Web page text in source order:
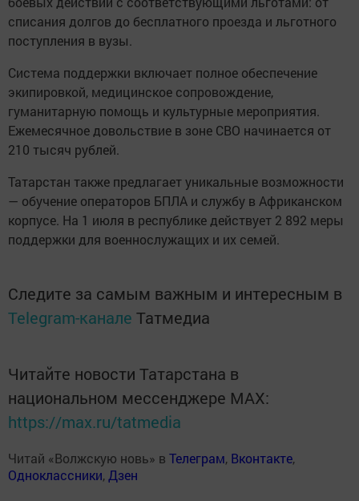
списания долгов до бесплатного проезда и льготного
поступления в вузы.
Система поддержки включает полное обеспечение
экипировкой, медицинское сопровождение,
гуманитарную помощь и культурные мероприятия.
Ежемесячное довольствие в зоне СВО начинается от
210 тысяч рублей.
Татарстан также предлагает уникальные возможности
— обучение операторов БПЛА и службу в Африканском
корпусе. На 1 июля в республике действует 2 892 меры
поддержки для военнослужащих и их семей.
Следите за самым важным и интересным в
Telegram-канале Татмедиа
Читайте новости Татарстана в
национальном мессенджере MАХ:
https://max.ru/tatmedia
Читай «Волжскую новь» в Телеграм, Вконтакте,
Одноклассники,Дзен